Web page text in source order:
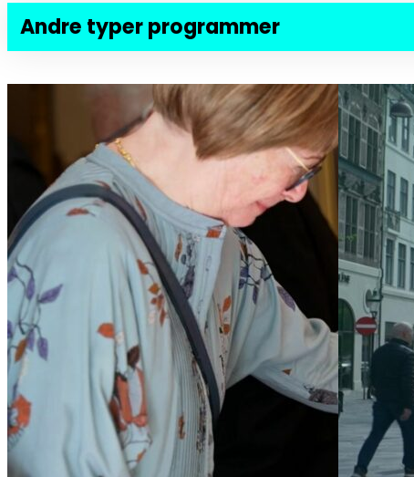
Andre typer programmer